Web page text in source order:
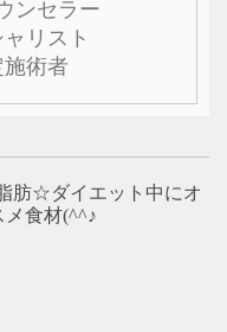
ンセラー
リスト
施術者
肪☆ダイエット中にオ
メ食材(^^♪